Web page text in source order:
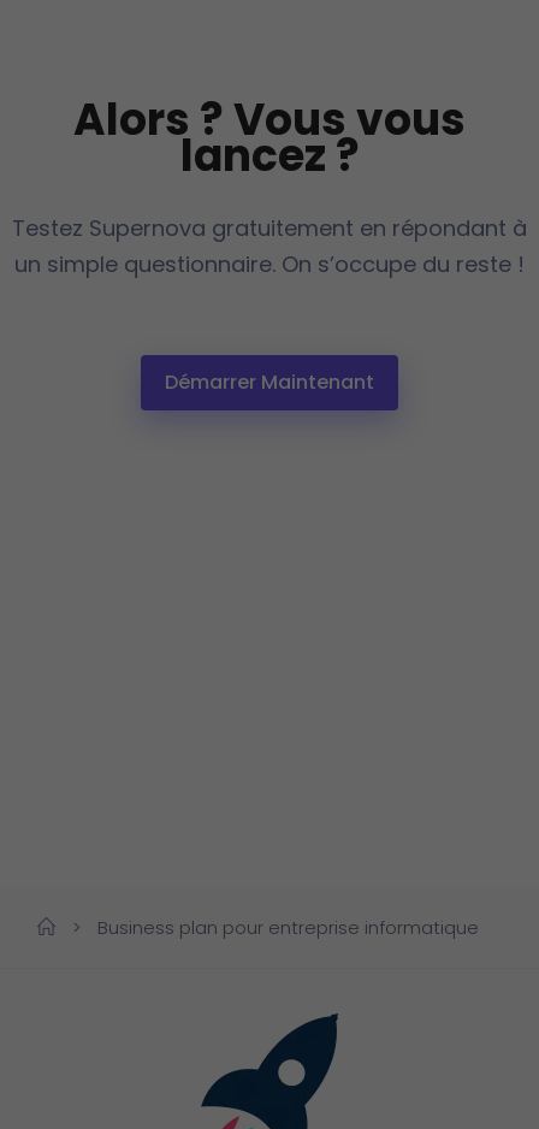
Alors ? Vous vous
lancez ?
Testez Supernova gratuitement en répondant à
un simple questionnaire. On s’occupe du reste !
Démarrer Maintenant
> Business plan pour entreprise informatique